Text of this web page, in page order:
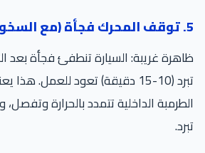
5. توقف المحرك فجأة (مع السخونة)
ظاهرة غريبة: السيارة تنطفئ فجأة بعد
تبرد (10-15 دقيقة) تعود للعمل.
الطرمبة الداخلية تتمدد بالحرارة
تبرد.